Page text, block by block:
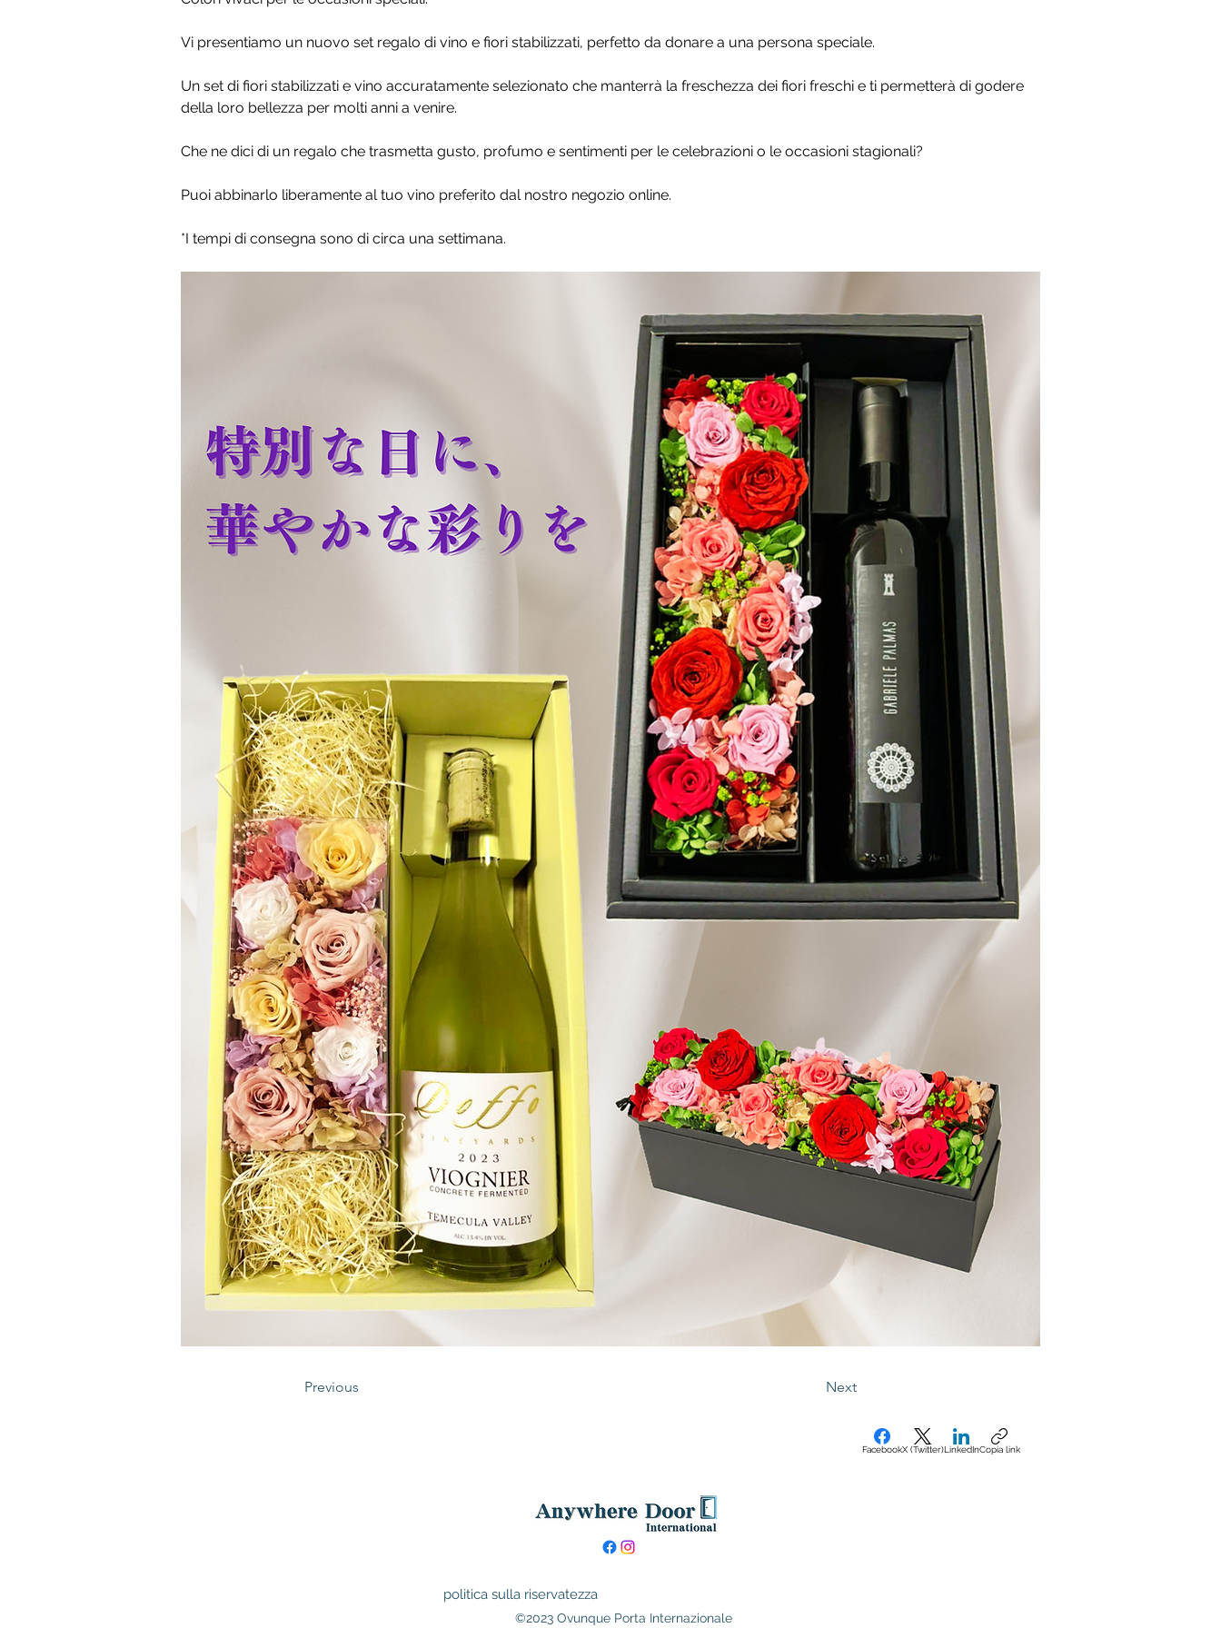
Vi presentiamo un nuovo set regalo di vino e fiori stabilizzati, perfetto da donare a una persona speciale.
Un set di fiori stabilizzati e vino accuratamente selezionato che manterrà la freschezza dei fiori freschi e ti permetterà di godere
della loro bellezza per molti anni a venire.
Che ne dici di un regalo che trasmetta gusto, profumo e sentimenti per le celebrazioni o le occasioni stagionali?
Puoi abbinarlo liberamente al tuo vino preferito dal nostro negozio online.
*I tempi di consegna sono di circa una settimana.
Previous Next
FacebookX (Twitter)LinkedInCopia link
politica sulla riservatezza
©2023 Ovunque Porta Internazionale